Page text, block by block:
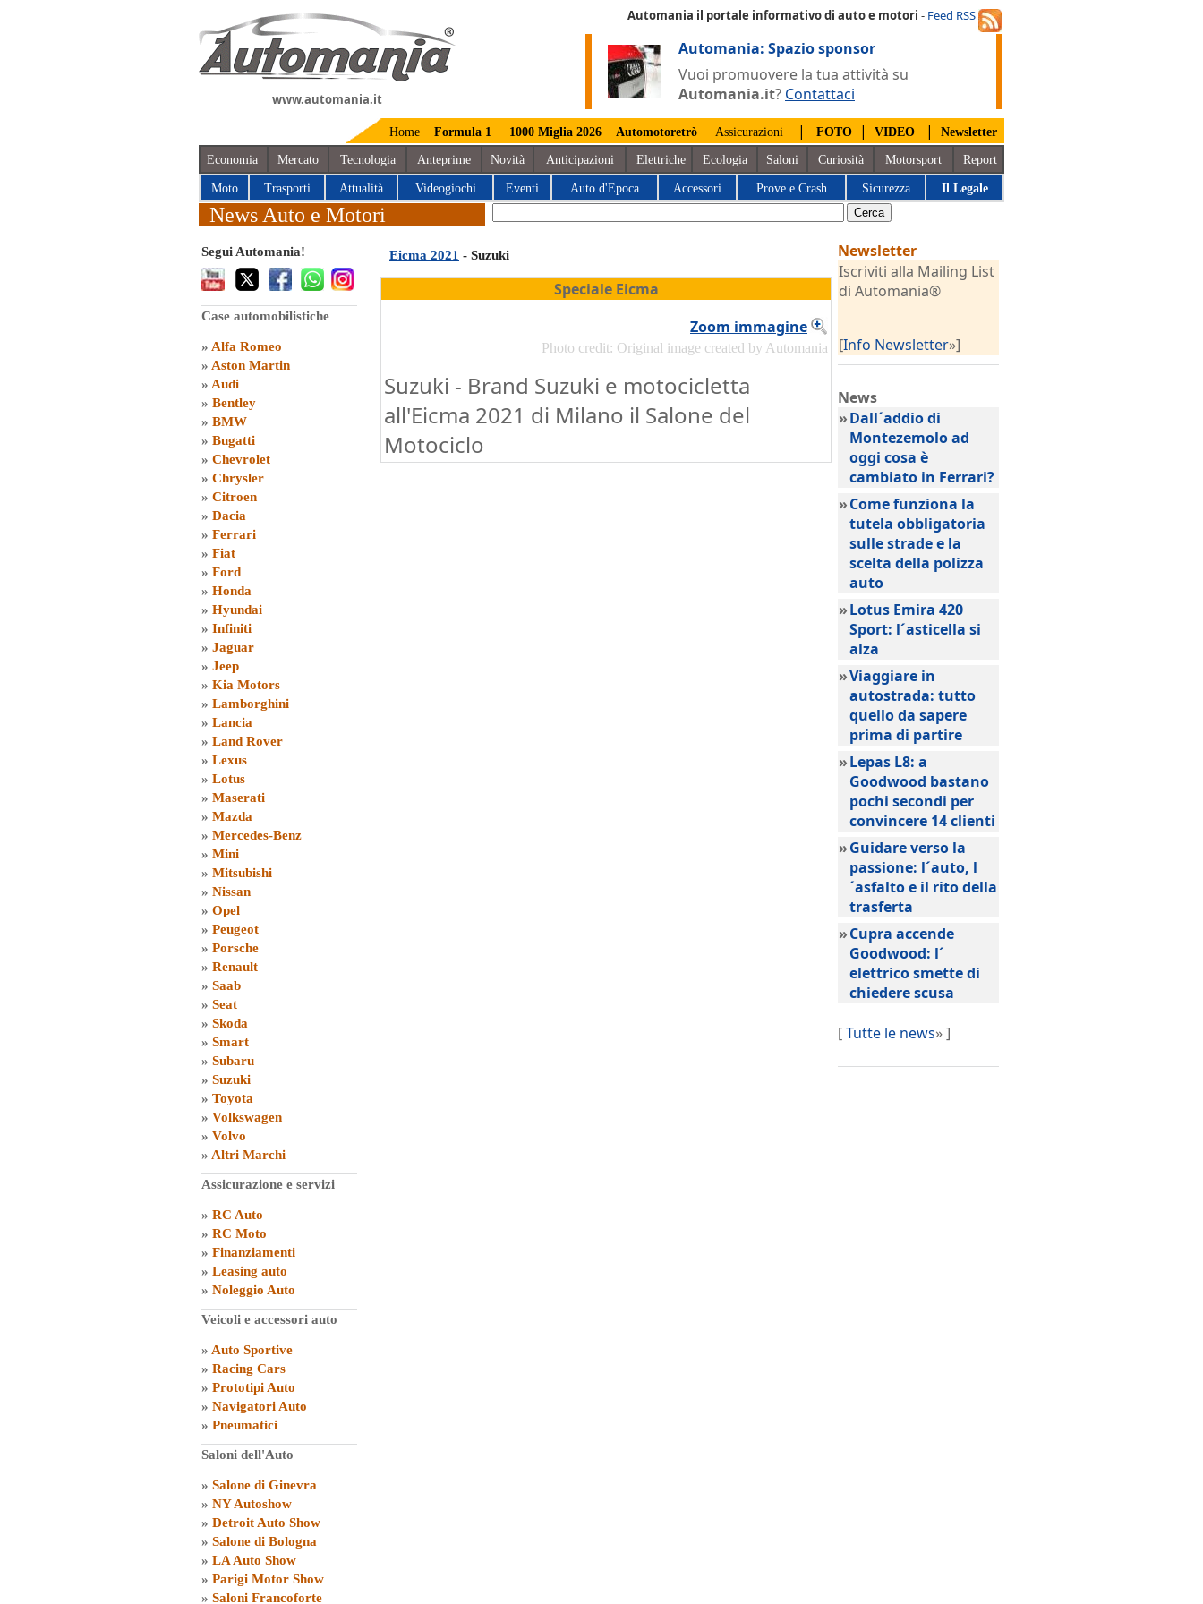
www.automania.it
Automania il portale informativo di auto e motori - Feed RSS
Automania: Spazio sponsor
Vuoi promuovere la tua attività su
Automania.it? Contattaci
Home Formula 1 1000 Miglia 2026 Automotoretrò Assicurazioni | FOTO | VIDEO | Newsletter
Economia Mercato Tecnologia Anteprime Novità Anticipazioni Elettriche Ecologia Saloni Curiosità Motorsport Report
Moto Trasporti Attualità Videogiochi Eventi Auto d'Epoca Accessori Prove e Crash Sicurezza Il Legale
News Auto e Motori
Segui Automania!
Case automobilistiche
» Alfa Romeo
» Aston Martin
» Audi
» Bentley
» BMW
» Bugatti
» Chevrolet
» Chrysler
» Citroen
» Dacia
» Ferrari
» Fiat
» Ford
» Honda
» Hyundai
» Infiniti
» Jaguar
» Jeep
» Kia Motors
» Lamborghini
» Lancia
» Land Rover
» Lexus
» Lotus
» Maserati
» Mazda
» Mercedes-Benz
» Mini
» Mitsubishi
» Nissan
» Opel
» Peugeot
» Porsche
» Renault
» Saab
» Seat
» Skoda
» Smart
» Subaru
» Suzuki
» Toyota
» Volkswagen
» Volvo
» Altri Marchi
Assicurazione e servizi
» RC Auto
» RC Moto
» Finanziamenti
» Leasing auto
» Noleggio Auto
Veicoli e accessori auto
» Auto Sportive
» Racing Cars
» Prototipi Auto
» Navigatori Auto
» Pneumatici
Saloni dell'Auto
» Salone di Ginevra
» NY Autoshow
» Detroit Auto Show
» Salone di Bologna
» LA Auto Show
» Parigi Motor Show
» Saloni Francoforte
Eicma 2021 - Suzuki
Speciale Eicma
Zoom immagine
Photo credit: Original image created by Automania
Suzuki - Brand Suzuki e motocicletta
all'Eicma 2021 di Milano il Salone del
Motociclo
Newsletter
Iscriviti alla Mailing List
di Automania®
[Info Newsletter»]
News
»Dall´addio di
Montezemolo ad
oggi cosa è
cambiato in Ferrari?
»Come funziona la
tutela obbligatoria
sulle strade e la
scelta della polizza
auto
»Lotus Emira 420
Sport: l´asticella si
alza
»Viaggiare in
autostrada: tutto
quello da sapere
prima di partire
»Lepas L8: a
Goodwood bastano
pochi secondi per
convincere 14 clienti
»Guidare verso la
passione: l´auto, l
´asfalto e il rito della
trasferta
»Cupra accende
Goodwood: l´
elettrico smette di
chiedere scusa
[Tutte le news» ]